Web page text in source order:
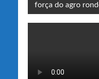
força do agro